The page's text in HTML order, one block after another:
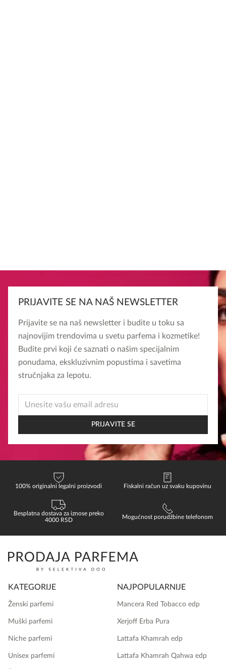
PRIJAVITE SE NA NAŠ NEWSLETTER
Prijavite se na naš newsletter i budite u toku sa
najnovijim trendovima u svetu parfema i kozmetike!
Budite prvi koji će saznati o našim specijalnim
ponudama, ekskluzivnim popustima i savetima
stručnjaka za lepotu.
EMAIL
PRIJAVITE SE
100% originalni legalni proizvodi Fiskalni račun uz svaku kupovinu
Besplatna dostava za iznose preko
4000 RSD
Mogućnost porudžbine telefonom
KATEGORIJE
Ženski parfemi
Muški parfemi
Niche parfemi
Unisex parfemi
NAJPOPULARNIJE
Mancera Red Tobacco edp
Xerjoff Erba Pura
Lattafa Khamrah edp
Lattafa Khamrah Qahwa edp